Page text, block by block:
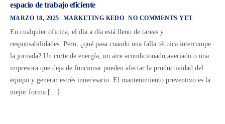
espacio de trabajo eficiente
MARZO 18, 2025 MARKETING KEDO NO COMMENTS YET
En cualquier oficina, el día a día está lleno de tareas y
responsabilidades. Pero, ¿qué pasa cuando una falla técnica interrumpe
la jornada? Un corte de energía, un aire acondicionado averiado o una
impresora que deja de funcionar pueden afectar la productividad del
equipo y generar estrés innecesario. El mantenimiento preventivo es la
mejor forma […]